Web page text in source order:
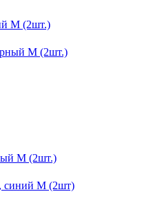
M (2шт.)
M (2шт.)